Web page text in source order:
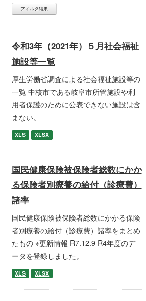
フィルタ結果
令和3年（2021年）５月社会福祉
施設等一覧
厚生労働省調査による社会福祉施設等の
一覧 中核市である岐阜市所管施設や利
用者保護のために公表できない施設は含
まない。
XLS XLSX
国民健康保険被保険者総数にかか
る保険者別療養の給付（診療費）
諸率
国民健康保険被保険者総数にかかる保険
者別療養の給付（診療費）諸率をまとめ
たもの ※更新情報 R7.12.9 R4年度のデ
ータを登録しました。
XLS XLSX